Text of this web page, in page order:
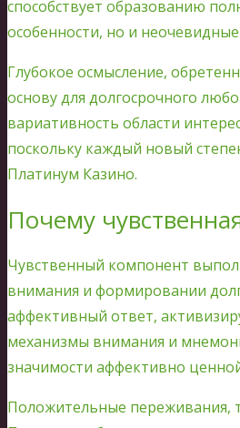
способствует образованию
особенности, но и
Глубокое осмысление,
основу для долгосрочного
вариативность области
поскольку каждый новый
Платинум Казино.
Почему
Чувственный компонент
внимания и формировании
аффективный ответ,
механизмы внимания и
значимости аффективно
Положительные переживания,